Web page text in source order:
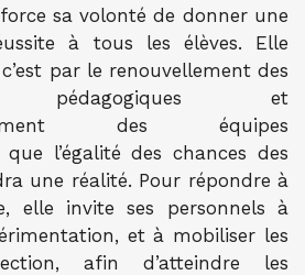
sa volonté de donner une
à tous les élèves. Elle
par le renouvellement des
pédagogiques et
des équipes
que l’égalité des chances des
une réalité. Pour répondre à
elle invite ses personnels à
et à mobiliser les
afin d’atteindre les